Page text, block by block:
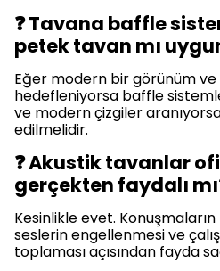
❓ Tavana baffle
petek tavan mı
Eğer modern bir görünüm
hedefleniyorsa baffle
ve modern çizgiler
edilmelidir.
❓ Akustik tavanlar
gerçekten faydalı
Kesinlikle evet. Konuşmaların
seslerin engellenmesi ve
toplaması açısından fayda